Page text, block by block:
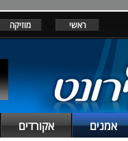
ראשי מוזיקה
אמנים אקורדים